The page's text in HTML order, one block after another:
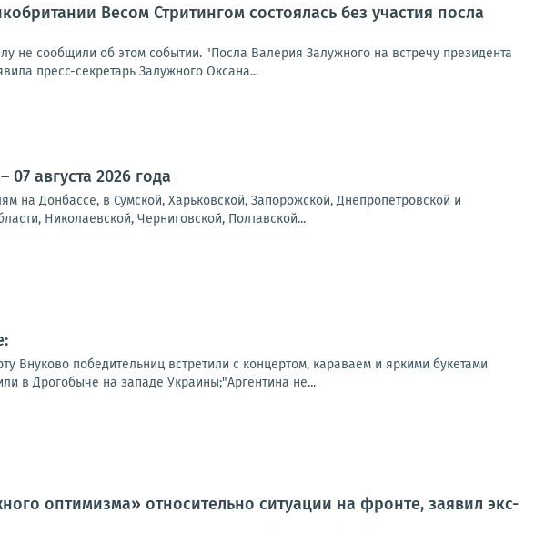
Весом Стритингом состоялась без участия посла
не сообщили об этом событии. "Посла Валерия Залужного на встречу президента
пресс-секретарь Залужного Оксана...
августа 2026 года
Донбассе, в Сумской, Харьковской, Запорожской, Днепропетровской и
Николаевской, Черниговской, Полтавской...
Внуково победительниц встретили с концертом, караваем и яркими букетами
в Дрогобыче на западе Украины;"Аргентина не...
оптимизма» относительно ситуации на фронте, заявил экс-